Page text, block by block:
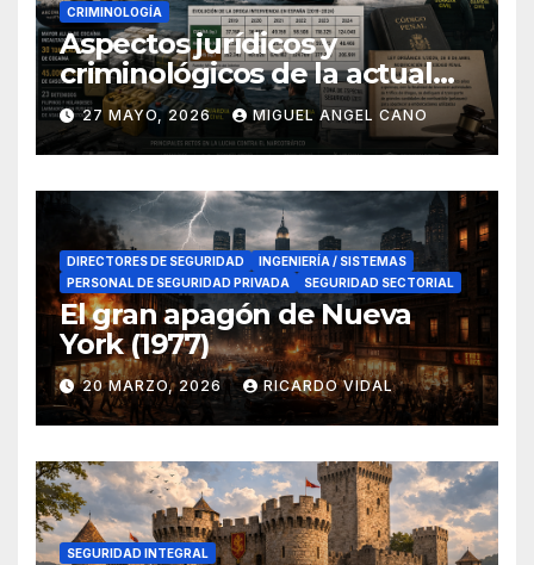
CRIMINOLOGÍA
Aspectos jurídicos y
criminológicos de la actual
lucha contra el narcotráfico
en el sur de España
27 MAYO, 2026 MIGUEL ANGEL CANO
DIRECTORES DE SEGURIDAD
INGENIERÍA / SISTEMAS
PERSONAL DE SEGURIDAD PRIVADA
SEGURIDAD SECTORIAL
El gran apagón de Nueva
York (1977)
20 MARZO, 2026 RICARDO VIDAL
SEGURIDAD INTEGRAL